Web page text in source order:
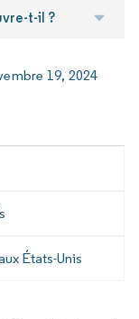
t-il ?
19, 2024
États-Unis